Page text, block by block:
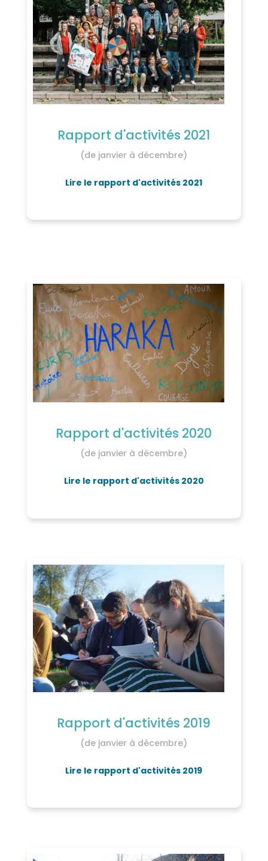
Rapport d'activités 2021
(de janvier à décembre)
Lire le rapport d'activités 2021
Rapport d'activités 2020
(de janvier à décembre)
Lire le rapport d'activités 2020
Rapport d'activités 2019
(de janvier à décembre)
Lire le rapport d'activités 2019